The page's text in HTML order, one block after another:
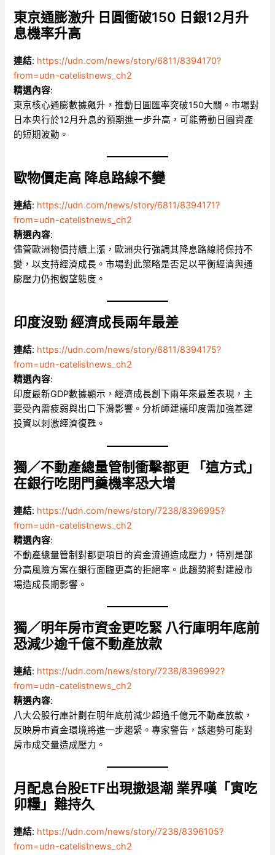
東京通膨激升 日圓衝破150 日銀12月升
息機率升高
連結: https://udn.com/news/story/6811/8394170?
from=udn-catelistnews_ch2
精選內容:
東京核心通膨數據飆升，推動日圓匯率突破150大關。市場對
日本央行於12月升息的預期進一步升高，可能帶動日圓資產
的短期波動。
歐物價走高 降息路線不變
連結: https://udn.com/news/story/6811/8394171?
from=udn-catelistnews_ch2
精選內容:
儘管歐洲物價持續上漲，歐洲央行強調其降息路線將保持不
變，以支持經濟成長。市場對此策略是否足以平衡經濟與通
膨壓力仍抱觀望態度。
印度沒勁 經濟成長兩年最差
連結: https://udn.com/news/story/6811/8394175?
from=udn-catelistnews_ch2
精選內容:
印度最新GDP數據顯示，經濟成長創下兩年來最差表現，主
要受內需疲弱與出口下滑影響。分析師建議印度需加強基建
投資以刺激經濟復甦。
獨／不動產總量管制衝擊都更 「這方式」
在銀行吃閉門羹機率恐大增
連結: https://udn.com/news/story/7238/8396995?
from=udn-catelistnews_ch2
精選內容:
不動產總量管制對都更項目的資金流通造成壓力，特別是部
分高風險方案在銀行面臨更高的拒絕率。此趨勢將對建設市
場造成長期影響。
獨／明年房市資金更吃緊 八行庫明年底前
恐減少逾千億不動產放款
連結: https://udn.com/news/story/7238/8396992?
from=udn-catelistnews_ch2
精選內容:
八大公股行庫計劃在明年底前減少超過千億元不動產放款，
反映房市資金環境將進一步趨緊。專家警告，該趨勢可能對
房市成交量造成壓力。
月配息台股ETF出現撤退潮 業界嘆「寅吃
卯糧」難持久
連結: https://udn.com/news/story/7238/8396105?
from=udn-catelistnews_ch2